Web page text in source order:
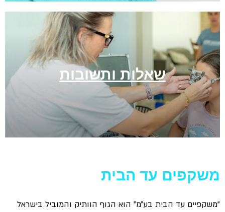
שאלות ותשובות
עד הבית
בע״מ" הוא הגוף הוותיק והמוביל בישראל